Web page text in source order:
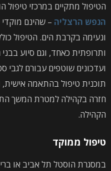
הטיפול מתקיים במרכזי טיפול
הנפש הרצליה – שהינם מוקדי
ונעימה בקרבת הים. הטיפול
ותרופתית כאחד, וגם סיוע
ועדכונים שוטפים עבורם לגבי
תוכנית טיפול בהתאמה
חזרה בקהילה למטרת המשך
הקהילה.
טיפול ממוקד
במסגרת הוסטל תל אביב או